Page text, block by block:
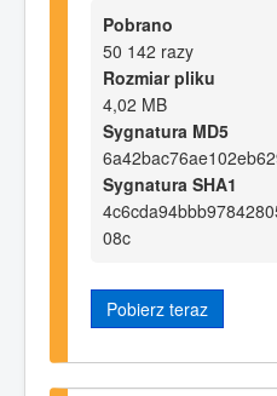
Pobrano
50 142 razy
Rozmiar pliku
4,02 MB
Sygnatura MD5
Sygnatura SHA1
08c
Pobierz teraz